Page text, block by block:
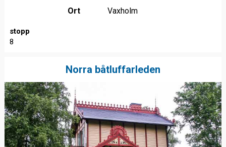
Ort Vaxholm
stopp
8
Norra båtluffarleden